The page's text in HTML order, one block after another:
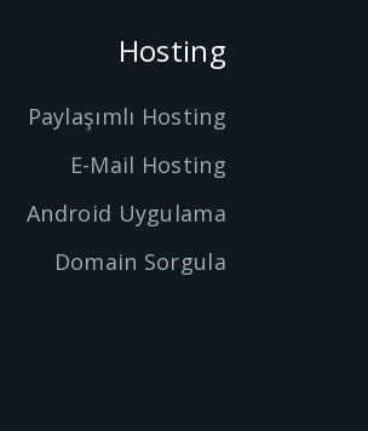
Hosting
Paylaşımlı Hosting
E-Mail Hosting
Android Uygulama
Domain Sorgula